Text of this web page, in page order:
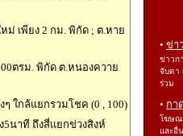
ม่ เพียง 2 กม. พิกัด ; ต.หาย
ตรม. พิกัด ต.หนองควาย
ใกล้แยกรวมโชค (0 , 100)
5นาที ถึงสี่แยกข่วงสิงห์
• ข่า
ข่าวก
จับตา
ร่วม
• กา
โฆษณ
และอื่